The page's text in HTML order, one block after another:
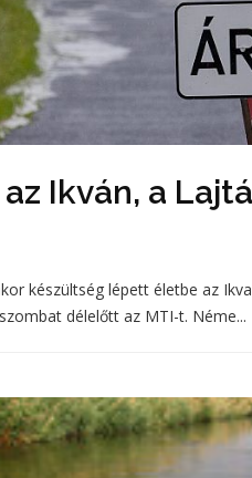
Ikván, a
készültség lépett életbe az
délelőtt az MTI-t. Néme...